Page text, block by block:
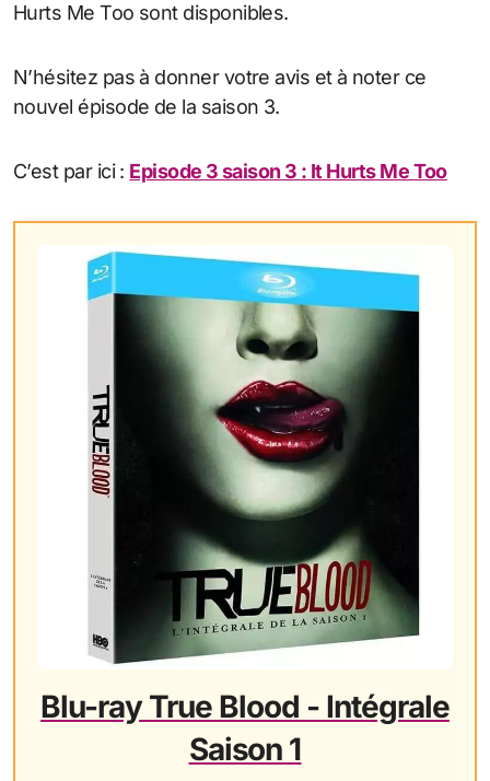
Hurts Me Too sont disponibles.
N’hésitez pas à donner votre avis et à noter ce
nouvel épisode de la saison 3.
C’est par ici : Episode 3 saison 3 : It Hurts Me Too
Blu-ray True Blood - Intégrale
Saison 1